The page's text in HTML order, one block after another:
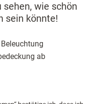
wie schön
sein könnte!
ab